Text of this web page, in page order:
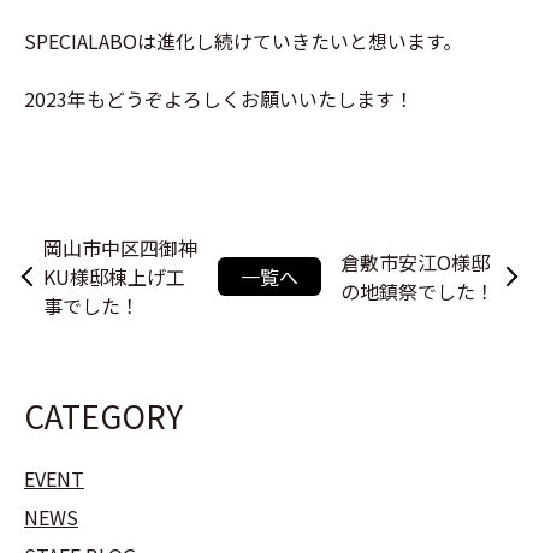
SPECIALABOは進化し続けていきたいと想います。
2023年もどうぞよろしくお願いいたします！
岡山市中区四御神
KU様邸棟上げ工
事でした！
一覧へ
倉敷市安江O様邸
の地鎮祭でした！
CATEGORY
EVENT
NEWS